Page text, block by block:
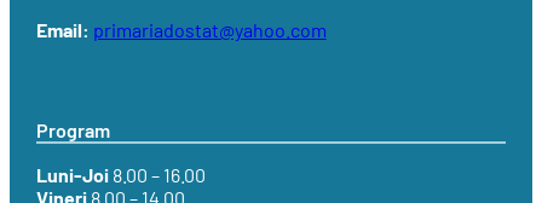
Email: primariadostat@yahoo.com
Program
Luni-Joi8.00 – 16.00
Vineri8.00 – 14.00